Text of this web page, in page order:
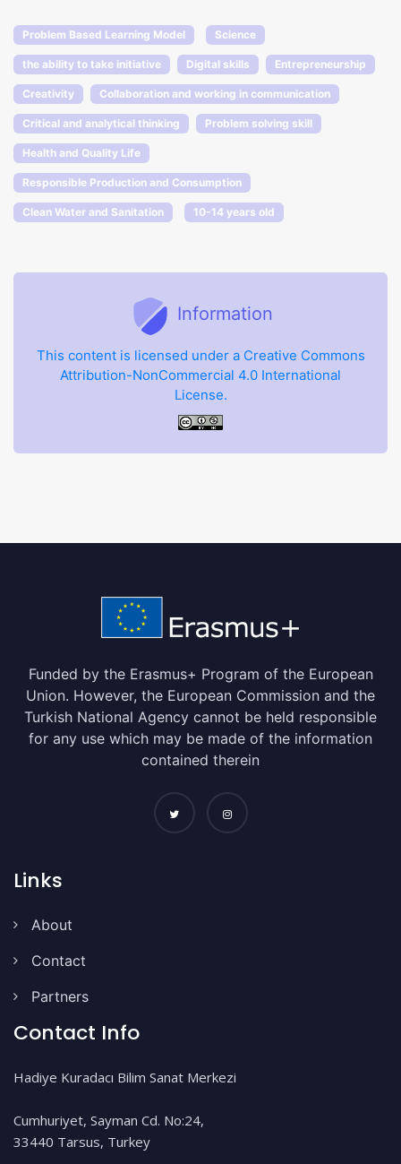
Problem Based Learning Model Science
the ability to take initiative Digital skills Entrepreneurship
Creativity Collaboration and working in communication
Critical and analytical thinking Problem solving skill
Health and Quality Life
Responsible Production and Consumption
Clean Water and Sanitation 10-14 years old
Information
This content is licensed under a Creative Commons
Attribution-NonCommercial 4.0 International
License.
Funded by the Erasmus+ Program of the European
Union. However, the European Commission and the
Turkish National Agency cannot be held responsible
for any use which may be made of the information
contained therein
Links
About
Contact
Partners
Contact Info
Hadiye Kuradacı Bilim Sanat Merkezi
Cumhuriyet, Sayman Cd. No:24,
33440 Tarsus, Turkey